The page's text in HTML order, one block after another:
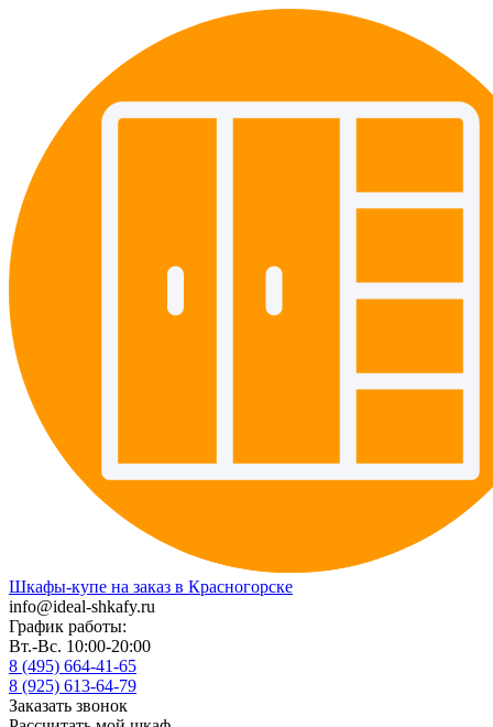
Шкафы-купе на заказ в Красногорске
info@ideal-shkafy.ru
График работы:
Вт.-Вс. 10:00-20:00
8 (495) 664-41-65
8 (925) 613-64-79
Заказать звонок